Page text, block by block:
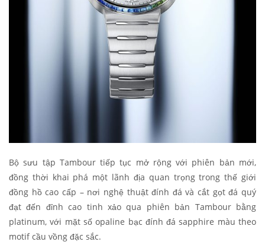
Bộ sưu tập Tambour tiếp tục mở rộng với phiên bản mới,
đồng thời khai phá một lãnh địa quan trọng trong thế giới
đồng hồ cao cấp – nơi nghệ thuật đính đá và cắt gọt đá quý
đạt đến đỉnh cao tinh xảo qua phiên bản Tambour bằng
platinum, với mặt số opaline bạc đính đá sapphire màu theo
motif cầu vồng đặc sắc.